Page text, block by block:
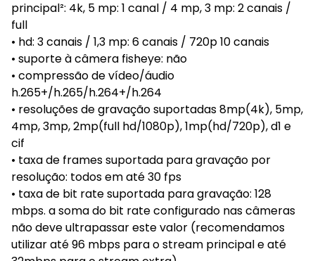
principal²: 4k, 5 mp: 1 canal / 4 mp, 3 mp: 2 canais /
full
• hd: 3 canais / 1,3 mp: 6 canais / 720p 10 canais
• suporte à câmera fisheye: não
• compressão de vídeo/áudio
h.265+/h.265/h.264+/h.264
• resoluções de gravação suportadas 8mp(4k), 5mp,
4mp, 3mp, 2mp(full hd/1080p), 1mp(hd/720p), d1 e
cif
• taxa de frames suportada para gravação por
resolução: todos em até 30 fps
• taxa de bit rate suportada para gravação: 128
mbps. a soma do bit rate configurado nas câmeras
não deve ultrapassar este valor (recomendamos
utilizar até 96 mbps para o stream principal e até